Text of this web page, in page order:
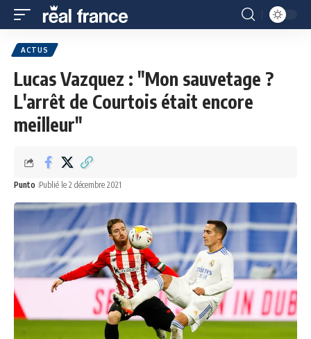
ACTUS
Lucas Vazquez : "Mon sauvetage ?
L'arrêt de Courtois était encore
meilleur"
Punto Publié le 2 décembre 2021